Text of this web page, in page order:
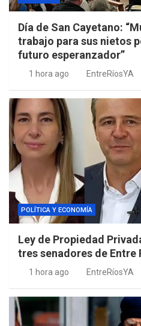
Día de San Cayetano:
trabajo para sus nietos
futuro esperanzador”
1 hora ago EntreRíosYA
POLÍTICA Y ECONOMÍA
Ley de Propiedad
tres senadores de Entre
1 hora ago EntreRíosYA